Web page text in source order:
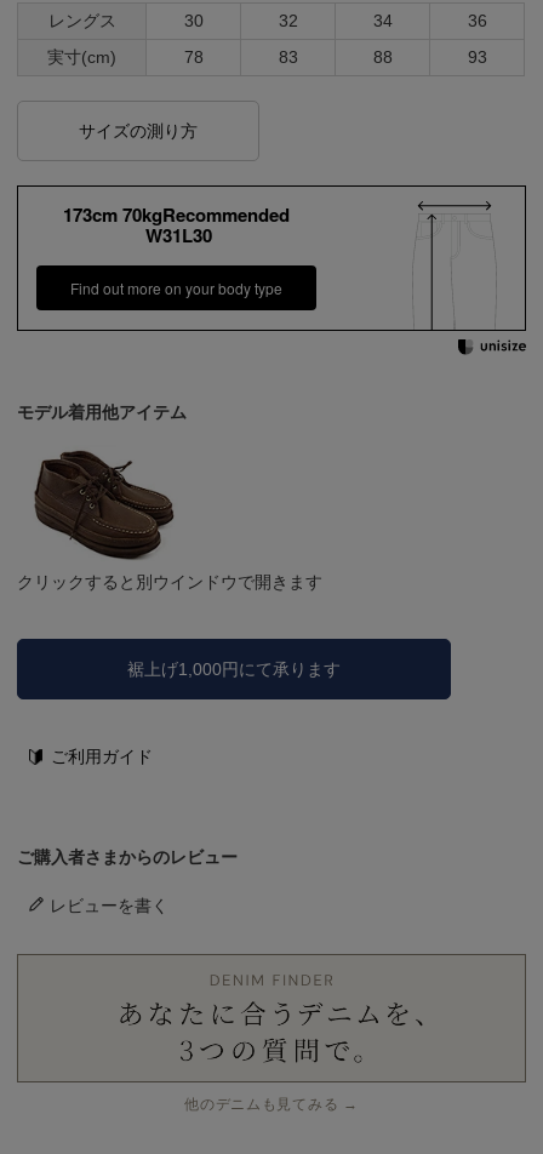
レングス 30 32 34
36
実寸(cm)
78 83 88 93
サイズの測り方
173cm 70kgRecommended
W31L30
Find out more on your body type
モデル着用他アイテム
クリックすると別ウインドウで開きます
裾上げ1,000円にて承ります
ご利用ガイド
ご購入者さまからのレビュー
レビューを書く
他のデニムも見てみる →